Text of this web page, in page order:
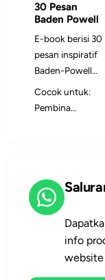
30 Pesan
Baden Powell
E-book berisi 30
pesan inspiratif
Baden-Powell
yang
dikembangkan
untuk Pramuka
Indonesia saat
ini.
Cocok untuk:
Pembina
Dewan Racana,
Gudep, Kwartir,
pelatih, dan
info
website